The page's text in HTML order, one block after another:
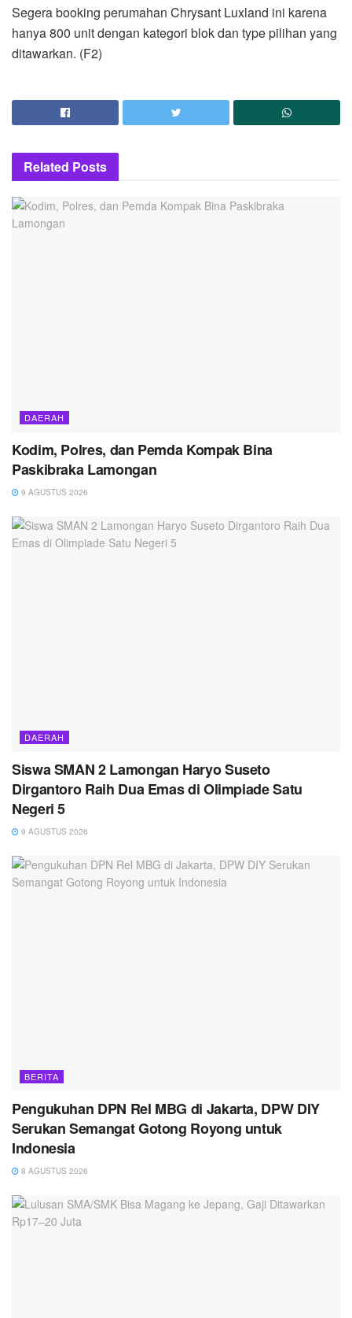
Segera booking perumahan Chrysant Luxland ini karena
hanya 800 unit dengan kategori blok dan type pilihan yang
ditawarkan. (F2)
Related Posts
DAERAH
Kodim, Polres, dan Pemda Kompak Bina
Paskibraka Lamongan
9 AGUSTUS 2026
DAERAH
Siswa SMAN 2 Lamongan Haryo Suseto
Dirgantoro Raih Dua Emas di Olimpiade Satu
Negeri 5
9 AGUSTUS 2026
BERITA
Pengukuhan DPN Rel MBG di Jakarta, DPW DIY
Serukan Semangat Gotong Royong untuk
Indonesia
8 AGUSTUS 2026